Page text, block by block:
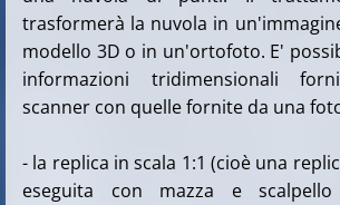
trasformerà la nuvola in
modello 3D o in un'ortofoto. E'
informazioni tridimensionali
scanner con quelle fornite da una
- la replica in scala 1:1 (cioè una
eseguita con mazza e